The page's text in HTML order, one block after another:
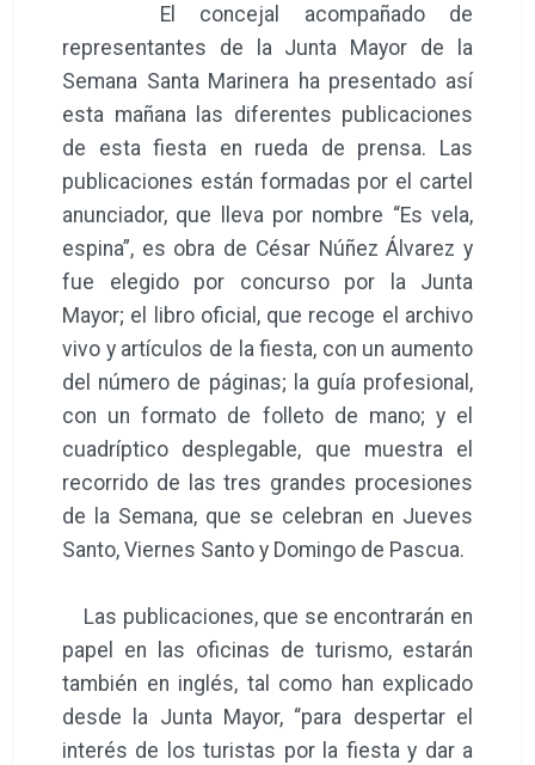
El concejal acompañado de
representantes de la Junta Mayor de la
Semana Santa Marinera ha presentado así
esta mañana las diferentes publicaciones
de esta fiesta en rueda de prensa. Las
publicaciones están formadas por el cartel
anunciador, que lleva por nombre “Es vela,
espina”, es obra de César Núñez Álvarez y
fue elegido por concurso por la Junta
Mayor; el libro oficial, que recoge el archivo
vivo y artículos de la fiesta, con un aumento
del número de páginas; la guía profesional,
con un formato de folleto de mano; y el
cuadríptico desplegable, que muestra el
recorrido de las tres grandes procesiones
de la Semana, que se celebran en Jueves
Santo, Viernes Santo y Domingo de Pascua.
Las publicaciones, que se encontrarán en
papel en las oficinas de turismo, estarán
también en inglés, tal como han explicado
desde la Junta Mayor, “para despertar el
interés de los turistas por la fiesta y dar a